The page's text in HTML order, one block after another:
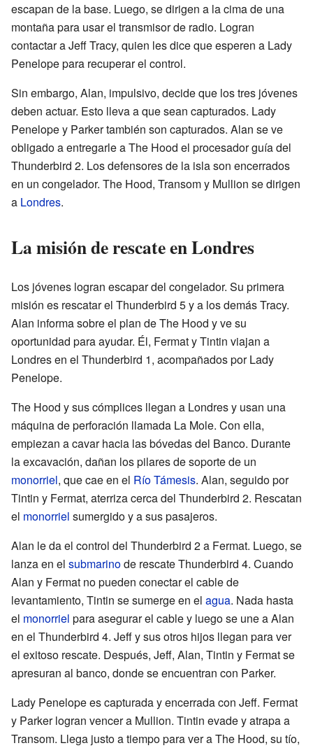
escapan de la base. Luego, se dirigen a la cima de una
montaña para usar el transmisor de radio. Logran
contactar a Jeff Tracy, quien les dice que esperen a Lady
Penelope para recuperar el control.
Sin embargo, Alan, impulsivo, decide que los tres jóvenes
deben actuar. Esto lleva a que sean capturados. Lady
Penelope y Parker también son capturados. Alan se ve
obligado a entregarle a The Hood el procesador guía del
Thunderbird 2. Los defensores de la isla son encerrados
en un congelador. The Hood, Transom y Mullion se dirigen
a Londres.
La misión de rescate en Londres
Los jóvenes logran escapar del congelador. Su primera
misión es rescatar el Thunderbird 5 y a los demás Tracy.
Alan informa sobre el plan de The Hood y ve su
oportunidad para ayudar. Él, Fermat y Tintin viajan a
Londres en el Thunderbird 1, acompañados por Lady
Penelope.
The Hood y sus cómplices llegan a Londres y usan una
máquina de perforación llamada La Mole. Con ella,
empiezan a cavar hacia las bóvedas del Banco. Durante
la excavación, dañan los pilares de soporte de un
monorriel, que cae en el Río Támesis. Alan, seguido por
Tintin y Fermat, aterriza cerca del Thunderbird 2. Rescatan
el monorriel sumergido y a sus pasajeros.
Alan le da el control del Thunderbird 2 a Fermat. Luego, se
lanza en el submarinode rescate Thunderbird 4. Cuando
Alan y Fermat no pueden conectar el cable de
levantamiento, Tintin se sumerge en el agua. Nada hasta
el monorriel para asegurar el cable y luego se une a Alan
en el Thunderbird 4. Jeff y sus otros hijos llegan para ver
el exitoso rescate. Después, Jeff, Alan, Tintin y Fermat se
apresuran al banco, donde se encuentran con Parker.
Lady Penelope es capturada y encerrada con Jeff. Fermat
y Parker logran vencer a Mullion. Tintin evade y atrapa a
Transom. Llega justo a tiempo para ver a The Hood, su tío,